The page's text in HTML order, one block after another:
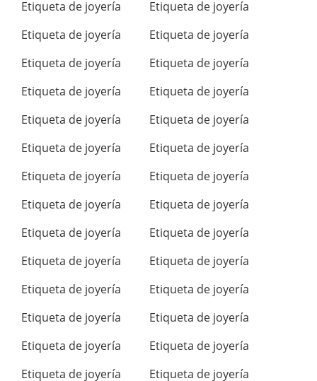
Etiqueta de joyería
Etiqueta de joyería
Etiqueta de joyería
Etiqueta de joyería
Etiqueta de joyería
Etiqueta de joyería
Etiqueta de joyería
Etiqueta de joyería
Etiqueta de joyería
Etiqueta de joyería
Etiqueta de joyería
Etiqueta de joyería
Etiqueta de joyería
Etiqueta de joyería
Etiqueta de joyería
Etiqueta de joyería
Etiqueta de joyería
Etiqueta de joyería
Etiqueta de joyería
Etiqueta de joyería
Etiqueta de joyería
Etiqueta de joyería
Etiqueta de joyería
Etiqueta de joyería
Etiqueta de joyería
Etiqueta de joyería
Etiqueta de joyería
Etiqueta de joyería